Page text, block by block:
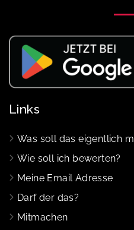
Links
Was soll das eigentlich
Wie soll ich bewerten?
Meine Email Adresse
Darf der das?
Mitmachen